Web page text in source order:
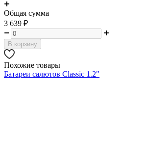
Общая сумма
3 639 ₽
В корзину
Похожие товары
Батареи салютов Classic 1.2"